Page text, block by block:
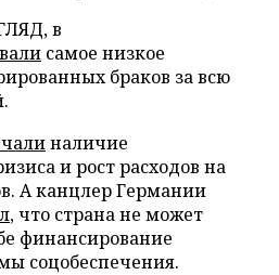
в
самое низкое
браков за всю
наличие
и рост расходов на
А канцлер Германии
, что страна не может
финансирование
соцобеспечения.